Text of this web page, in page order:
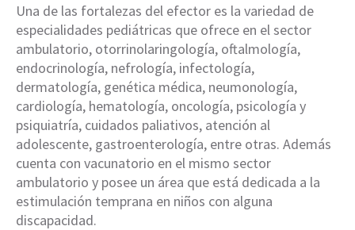
Una de las fortalezas del efector es la variedad de
especialidades pediátricas que ofrece en el sector
ambulatorio, otorrinolaringología, oftalmología,
endocrinología, nefrología, infectología,
dermatología, genética médica, neumonología,
cardiología, hematología, oncología, psicología y
psiquiatría, cuidados paliativos, atención al
adolescente, gastroenterología, entre otras. Además
cuenta con vacunatorio en el mismo sector
ambulatorio y posee un área que está dedicada a la
estimulación temprana en niños con alguna
discapacidad.